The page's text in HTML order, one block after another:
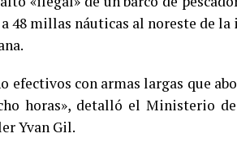
a 48 millas náuticas al noreste de
efectivos con armas largas que
horas», detalló el Ministerio
Yvan Gil.